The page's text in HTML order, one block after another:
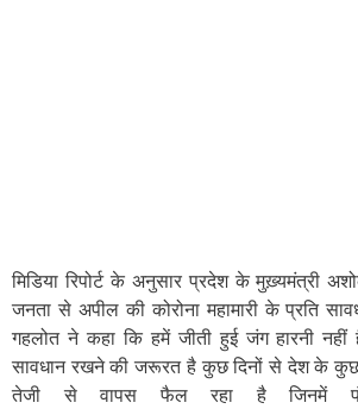
मिडिया रिपोर्ट के अनुसार प्रदेश के मुख़्यमंत्री
जनता से अपील की कोरोना महामारी के प्रति
गहलोत ने कहा कि हमें जीती हुई जंग हारनी
सावधान रखने की जरूरत है कुछ दिनों से देश के कुछ
तेजी से वापस फैल रहा है जिनमें